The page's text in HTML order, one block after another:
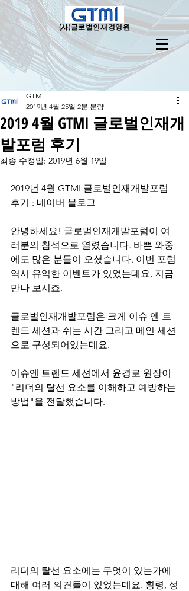
(사)글로벌인재경영원
2019 4월 GTMI 글로벌인재개
발포럼 후기
GTMI
2019년 4월 25일 2분 분량
최종 수정일: 2019년 6월 19일
2019년 4월 GTMI 글로벌인재개발포럼
후기 : 네이버 블로그
안녕하세요! 글로벌인재개발포럼이 여
러분의 참석으로 열렸습니다. 바쁜 와중
에도 많은 분들이 오셨습니다. 이번 포럼
역시 유익한 이벤트가 있었는데요, 지금
만나 보시죠.
글로벌인재개발포럼은 크게 이슈 엔 트
렌드 세션과 쉬는 시간 그리고 메인 세션
으로 구성되어있는데요.
이슈엔 트렌드 세션에서 윤경로 원장이
"리더의 탈선 요소를 이해하고 예방하는
방법"을 전달했습니다.
리더의 탈선 요소에는 무엇이 있는가에
대해 여러 의견들이 있었는데요. 횡령, 성